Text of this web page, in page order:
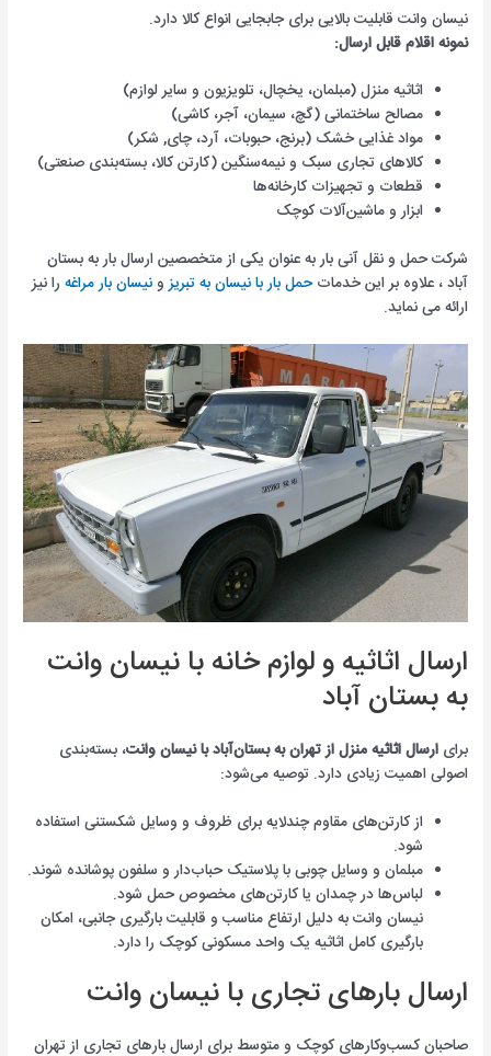
نیسان وانت قابلیت بالایی برای جابجایی انواع کالا دارد.
نمونه اقلام قابل ارسال:
اثاثیه منزل (مبلمان، یخچال، تلویزیون و سایر لوازم)
مصالح ساختمانی (گچ، سیمان، آجر، کاشی)
مواد غذایی خشک (برنج، حبوبات، آرد، چای, شکر)
کالاهای تجاری سبک و نیمه‌سنگین (کارتن کالا، بسته‌بندی صنعتی)
قطعات و تجهیزات کارخانه‌ها
ابزار و ماشین‌آلات کوچک
شرکت حمل و نقل آنی بار به عنوان یکی از متخصصین ارسال بار به بستان
آباد ، علاوه بر این خدماتحمل بار با نیسان به تبریزونیسان بار مراغه را نیز
ارائه می نماید.
ارسال اثاثیه و لوازم خانه با نیسان وانت
به بستان آباد
برایارسال اثاثیه منزل از تهران به بستان‌آباد با نیسان وانت، بسته‌بندی
اصولی اهمیت زیادی دارد. توصیه می‌شود:
از کارتن‌های مقاوم چندلایه برای ظروف و وسایل شکستنی استفاده
شود.
مبلمان و وسایل چوبی با پلاستیک حباب‌دار و سلفون پوشانده شوند.
لباس‌ها در چمدان یا کارتن‌های مخصوص حمل شود.
نیسان وانت به دلیل ارتفاع مناسب و قابلیت بارگیری جانبی، امکان
بارگیری کامل اثاثیه یک واحد مسکونی کوچک را دارد.
ارسال بارهای تجاری با نیسان وانت
صاحبان کسب‌وکارهای کوچک و متوسط برای ارسال بارهای تجاری از تهران